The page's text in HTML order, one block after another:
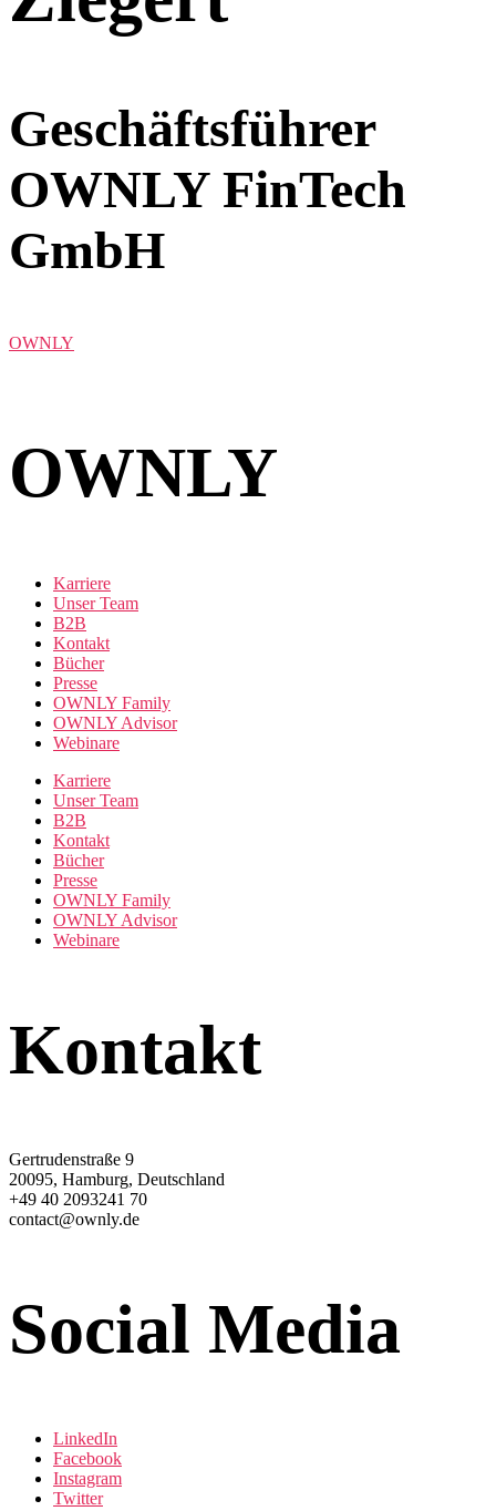
Geschäftsführer
OWNLY FinTech
GmbH
OWNLY
OWNLY
Karriere
Unser Team
B2B
Kontakt
Bücher
Presse
OWNLY Family
OWNLY Advisor
Webinare
Karriere
Unser Team
B2B
Kontakt
Bücher
Presse
OWNLY Family
OWNLY Advisor
Webinare
Kontakt
Gertrudenstraße 9
20095, Hamburg, Deutschland
+49 40 2093241 70
contact@ownly.de
Social Media
LinkedIn
Facebook
Instagram
Twitter